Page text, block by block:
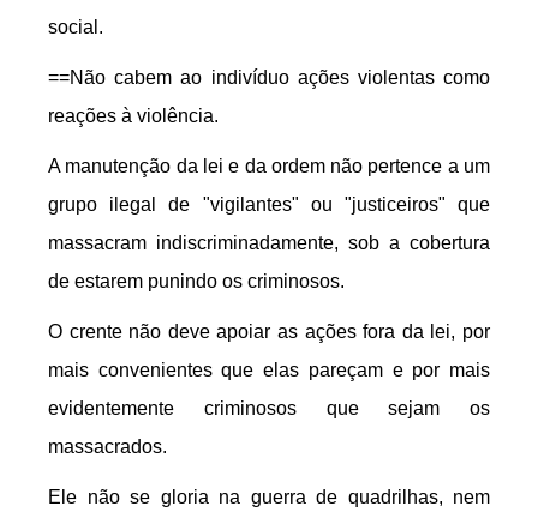
social.
==Não cabem ao indivíduo ações violentas como
reações à violência.
A manutenção da lei e da ordem não pertence a um
grupo ilegal de "vigilantes" ou "justiceiros" que
massacram indiscriminadamente, sob a cobertura
de estarem punindo os criminosos.
O crente não deve apoiar as ações fora da lei, por
mais convenientes que elas pareçam e por mais
evidentemente criminosos que sejam os
massacrados.
Ele não se gloria na guerra de quadrilhas, nem